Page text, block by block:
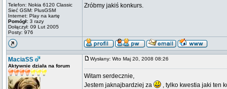
Telefon: Nokia 6120 Classic
Sieć GSM: PlusGSM
Internet: Play na kartę
Pomógł: 3 razy
Dołączył: 09 Lut 2005
Posty: 976
Zróbmy jakiś konkurs.
MaciaSS
Aktywnie działa na forum
Wysłany: Wto Maj 20, 2008 08:26
Witam serdecznie,
Jestem jaknajbardziej za
, tylko kwestia jaki ten